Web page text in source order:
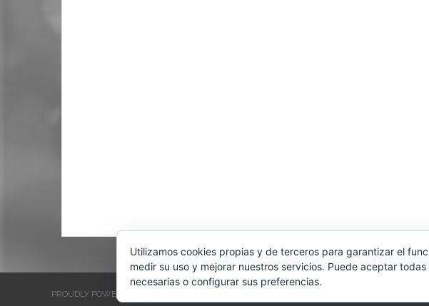
PROUDLY POWERED BY WORDPRESS
Utilizamos cookies propias y de terceros para garantizar el
medir su uso y mejorar nuestros servicios. Puede aceptar
necesarias o configurar sus preferencias.